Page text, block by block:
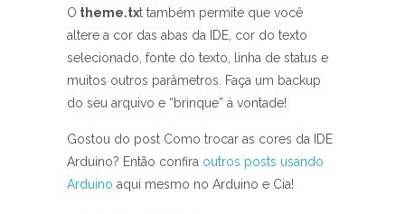
O theme.txt também permite que você
altere a cor das abas da IDE, cor do texto
selecionado, fonte do texto, linha de status e
muitos outros parâmetros. Faça um backup
do seu arquivo e “brinque” à vontade!
Gostou do post Como trocar as cores da IDE
Arduino? Então confira outros posts usando
Arduino aqui mesmo no Arduino e Cia!